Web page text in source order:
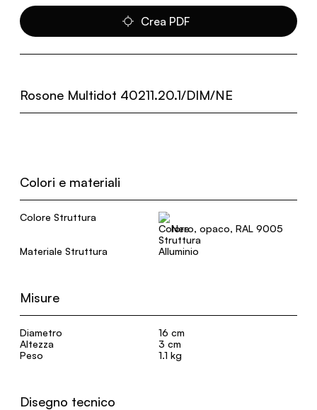
Crea PDF
Rosone Multidot 40211.20.1/DIM/NE
Colori e materiali
Colore Struttura
Nero, opaco, RAL 9005
Materiale Struttura
Alluminio
Misure
Diametro
16 cm
Altezza
3 cm
Peso
1.1 kg
Disegno tecnico